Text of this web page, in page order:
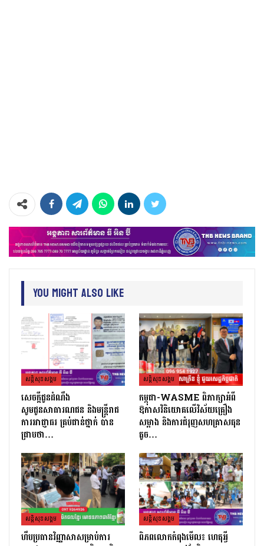
You Might Also Like
សន្តិសុខសង្គម
សេចក្ដីជូនដំណឹង
សូមជូនសាធារណជន និងមន្ត្រីរាជ
ការអាជ្ញាធរ គ្រប់ជាន់ថ្នាក់ បាន
ជ្រាបថា…
សន្តិសុខសង្គម
កម្ពុជា-WASME ពិភាក្សាអំពី
ឱកាសវិនិយោគលើវិស័យគ្រឿង
សម្អាង និងការជំរុញសហគ្រាសធុន
តូច…
សន្តិសុខសង្គម
ហឹបប្រធានវិញ្ញាសាសម្រាប់ការ
សន្តិសុខសង្គម
ពិភពលោកកំពុងមើល៖ ហេតុអ្វី